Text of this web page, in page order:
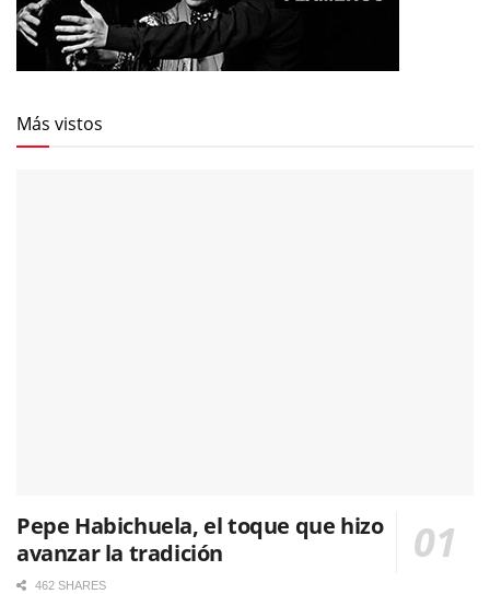
Más vistos
Pepe Habichuela, el toque que hizo
avanzar la tradición
462 SHARES